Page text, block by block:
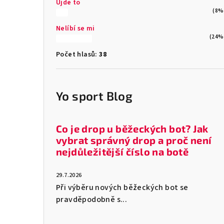
Ujde to
Nelíbí se mi
Počet hlasů:38
Yo sport Blog
Co je drop u běžeckých bot? Jak
vybrat správný drop a proč není
nejdůležitější číslo na botě
29.7.2026
Při výběru nových běžeckých bot se
pravděpodobně s...